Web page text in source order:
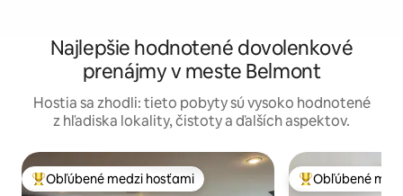
Najlepšie hodnotené dovolenkové
prenájmy v meste Belmont
Hostia sa zhodli: tieto pobyty sú vysoko hodnotené
z hľadiska lokality, čistoty a ďalších aspektov.
Najobľúbenejšie medzi hosťami
Obľúbené medzi hosťami Najobľúbenejšie
Obľúbené